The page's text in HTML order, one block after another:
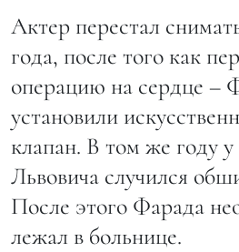
Актер перестал
года, после того как
операцию на сердце –
установили
клапан. В том же году
Львовича случился
После этого Фарада
лежал в больнице.